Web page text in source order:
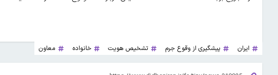
ایران پیشگیری از وقوع جرم تشخیص هویت خانواده معاون